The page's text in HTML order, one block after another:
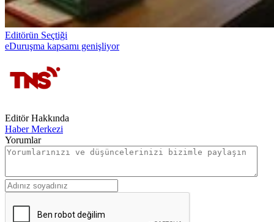
Editörün Seçtiği
eDuruşma kapsamı genişliyor
Editör Hakkında
Haber Merkezi
Yorumlar